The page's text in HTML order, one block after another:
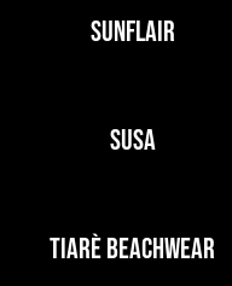
SUNFLAIR
SUSA
TIARÈ BEACHWEAR